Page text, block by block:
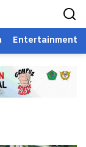
Entertainment